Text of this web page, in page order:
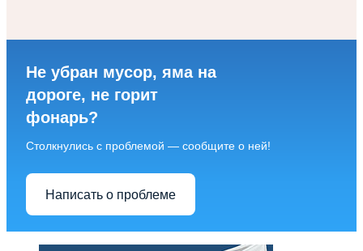
Не убран мусор, яма на
дороге, не горит
фонарь?
Столкнулись с проблемой — сообщите о ней!
Написать о проблеме